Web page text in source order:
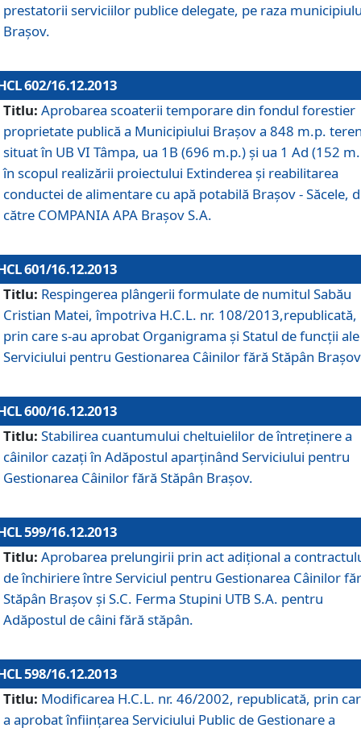
prestatorii serviciilor publice delegate, pe raza
Braşov.
602/16.12.2013
Titlu: Aprobarea scoaterii temporare din fondul forestier
proprietate publică a Municipiului Braşov a 848 m.p.
situat în UB VI Tâmpa, ua 1B (696 m.p.) şi ua 1 Ad (152
în scopul realizării proiectului Extinderea şi reabilitarea
conductei de alimentare cu apă potabilă Braşov - Săcele,
către COMPANIA APA Braşov S.A.
601/16.12.2013
Titlu: Respingerea plângerii formulate de numitul Sabău
Cristian Matei, împotriva H.C.L. nr. 108/2013,republicată,
prin care s-au aprobat Organigrama şi Statul de funcţii ale
Serviciului pentru Gestionarea Câinilor fără Stăpân
600/16.12.2013
Titlu: Stabilirea cuantumului cheltuielilor de întreţinere a
câinilor cazaţi în Adăpostul aparţinând Serviciului pentru
Gestionarea Câinilor fără Stăpân Braşov.
599/16.12.2013
Titlu: Aprobarea prelungirii prin act adiţional a
de închiriere între Serviciul pentru Gestionarea Câinilor
Stăpân Braşov şi S.C. Ferma Stupini UTB S.A. pentru
Adăpostul de câini fără stăpân.
598/16.12.2013
Titlu: Modificarea H.C.L. nr. 46/2002, republicată, prin
a aprobat înfiinţarea Serviciului Public de Gestionare a